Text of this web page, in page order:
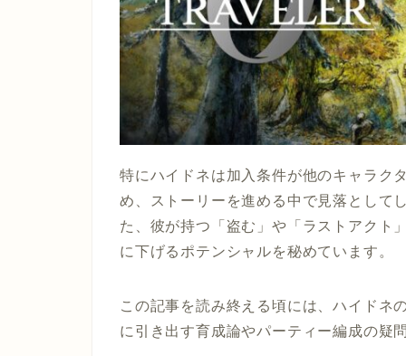
特にハイドネは加入条件が他のキャラク
め、ストーリーを進める中で見落として
た、彼が持つ「盗む」や「ラストアクト
に下げるポテンシャルを秘めています。
この記事を読み終える頃には、ハイドネ
に引き出す育成論やパーティー編成の疑